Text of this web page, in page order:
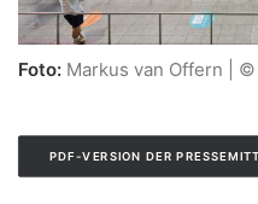
Foto: Markus van Offern |
PDF-VERSION DER